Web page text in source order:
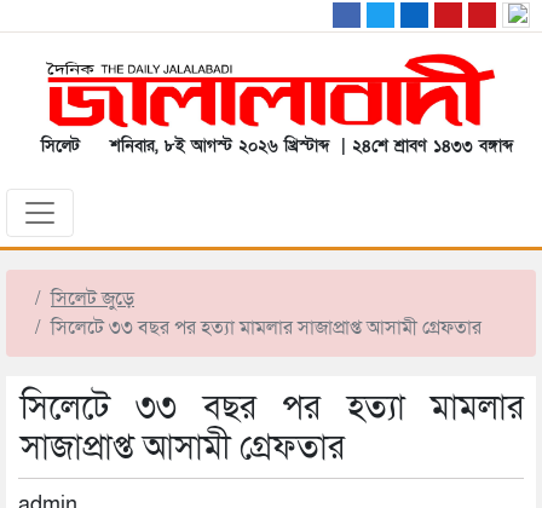
সিলেট শনিবার, ৮ই আগস্ট ২০২৬ খ্রিস্টাব্দ | ২৪শে শ্রাবণ ১৪৩৩ বঙ্গাব্দ
সিলেট জুড়ে
সিলেটে ৩৩ বছর পর হত্যা মামলার সাজাপ্রাপ্ত আসামী গ্রেফতার
সিলেটে ৩৩ বছর পর হত্যা মামলার
সাজাপ্রাপ্ত আসামী গ্রেফতার